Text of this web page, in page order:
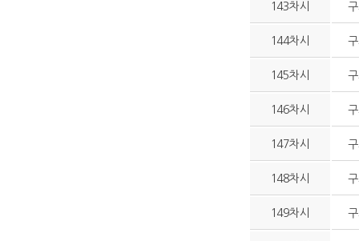
143차시
144차시
145차시
146차시
147차시
148차시
149차시